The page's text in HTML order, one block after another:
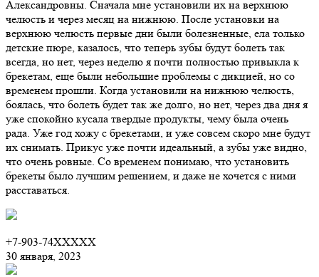
Александровны. Сначала мне установили их на верхнюю
челюсть и через месяц на нижнюю. После установки на
верхнюю челюсть первые дни были болезненные, ела только
детские пюре, казалось, что теперь зубы будут болеть так
всегда, но нет, через неделю я почти полностью привыкла к
брекетам, еще были небольшие проблемы с дикцией, но со
временем прошли. Когда установили на нижнюю челюсть,
боялась, что болеть будет так же долго, но нет, через два дня я
уже спокойно кусала твердые продукты, чему была очень
рада. Уже год хожу с брекетами, и уже совсем скоро мне будут
их снимать. Прикус уже почти идеальный, а зубы уже видно,
что очень ровные. Со временем понимаю, что установить
брекеты было лучшим решением, и даже не хочется с ними
расставаться.
+7-903-74XXXXX
30 января, 2023